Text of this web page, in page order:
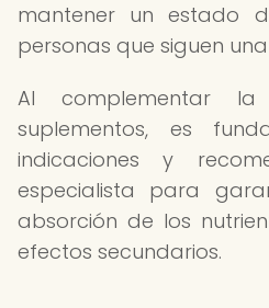
mantener un estado
personas que siguen
Al complementar la
suplementos, es
indicaciones y
especialista para
absorción de los
efectos secundarios.